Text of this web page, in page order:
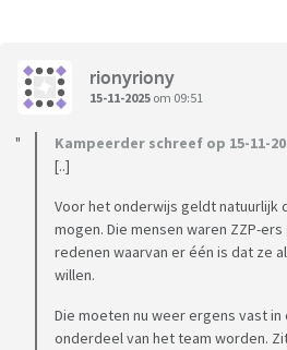
rionyriony
15-11-2025 om 09:51
Kampeerder schreef op 15-11-
[..]
Voor het onderwijs geldt natuurlijk
mogen. Die mensen waren ZZP-
redenen waarvan er één is dat ze
willen.
Die moeten nu weer ergens vast
onderdeel van het team worden.